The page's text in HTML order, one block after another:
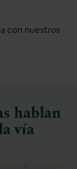
con nuestros
hablan
vía